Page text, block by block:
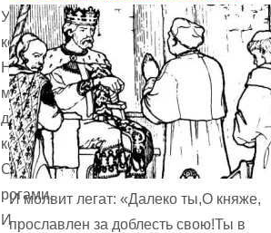
Упрямые
козлы
На
мосту
два
козла
Стукнулись
рогами.
И
И молвит легат: «Далеко ты,О княже,
прославлен за доблесть свою!Ты в